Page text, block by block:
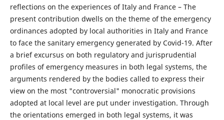
reflections on the experiences of Italy and France – The
present contribution dwells on the theme of the emergency
ordinances adopted by local authorities in Italy and France
to face the sanitary emergency generated by Covid-19. After
a brief excursus on both regulatory and jurisprudential
profiles of emergency measures in both legal systems, the
arguments rendered by the bodies called to express their
view on the most "controversial" monocratic provisions
adopted at local level are put under investigation. Through
the orientations emerged in both legal systems, it was